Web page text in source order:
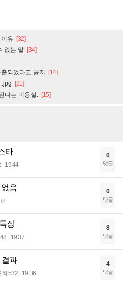
유 [32]
없는 말 [34]
되었다고 공지 [14]
[21]
다는 미용실. [15]
타
19:44
0
댓글
없음 0
댓글
징
19:37
8
댓글
결과
회 532 19:36
4
댓글